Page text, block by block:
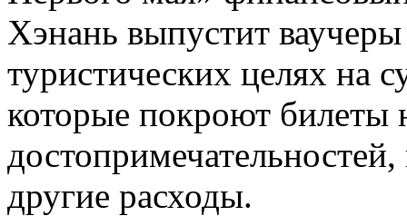
Хэнань выпустит
туристических целях на
которые покроют билеты
другие расходы.